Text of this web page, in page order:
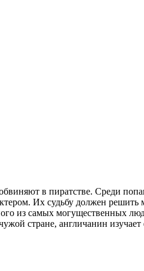
в пиратстве. Среди
Их судьбу должен решить
из самых могущественных
стране, англичанин